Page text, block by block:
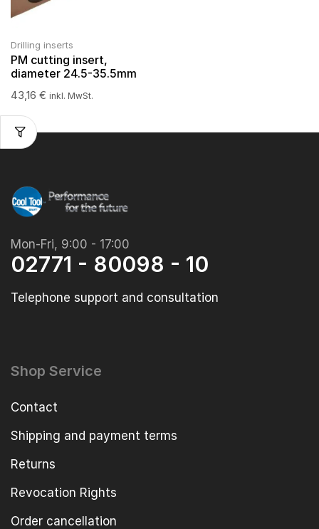
Drilling inserts
PM cutting insert,
diameter 24.5-35.5mm
43,16 € inkl. MwSt.
Mon-Fri, 9:00 - 17:00
02771 - 80098 - 10
Telephone support and consultation
Shop Service
Contact
Shipping and payment terms
Returns
Revocation Rights
Order cancellation